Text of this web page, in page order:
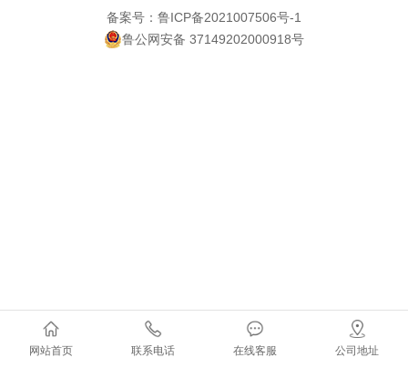
网站首页 联系电话 在线客服 公司地址
备案号：鲁ICP备2021007506号-1
鲁公网安备 37149202000918号